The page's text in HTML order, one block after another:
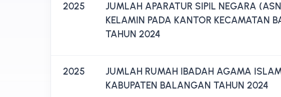
2025
JUMLAH APARATUR SIPIL NEGARA
KELAMIN PADA KANTOR KECAMATAN
TAHUN 2024
2025
JUMLAH RUMAH IBADAH AGAMA
KABUPATEN BALANGAN TAHUN 2024